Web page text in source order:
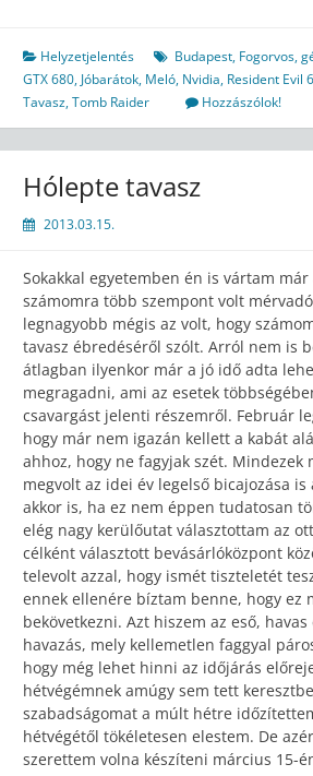
Helyzetjelentés Budapest, Fogorvos,
GTX 680, Jóbarátok, Meló, Nvidia, Resident Evil 6
Tavasz,Tomb Raider Hozzászólok!
Hólepte tavasz
2013.03.15.
Sokakkal egyetemben én is vártam
számomra több szempont volt
legnagyobb mégis az volt, hogy
tavasz ébredéséről szólt. Arról nem is
átlagban ilyenkor már a jó idő adta
megragadni, ami az esetek
csavargást jelenti részemről. Február
hogy már nem igazán kellett a kabát
ahhoz, hogy ne fagyjak szét. Mindezek
megvolt az idei év legelső bicajozása
akkor is, ha ez nem éppen tudatosan
elég nagy kerülőutat választottam az
célként választott bevásárlóközpont
televolt azzal, hogy ismét tiszteletét
ennek ellenére bíztam benne, hogy ez
bekövetkezni. Azt hiszem az eső,
havazás, mely kellemetlen faggyal
hogy még lehet hinni az időjárás
hétvégémnek amúgy sem tett
szabadságomat a múlt hétre
hétvégétől tökéletesen elestem. De
szerettem volna készíteni március 15-